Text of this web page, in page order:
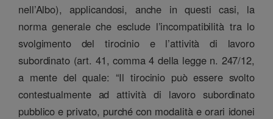
nell’Albo), applicandosi, anche in questi casi, la
norma generale che esclude l’incompatibilità tra lo
svolgimento del tirocinio e l’attività di lavoro
subordinato (art. 41, comma 4 della legge n. 247/12,
a mente del quale: “Il tirocinio può essere svolto
contestualmente ad attività di lavoro subordinato
pubblico e privato, purché con modalità e orari idonei